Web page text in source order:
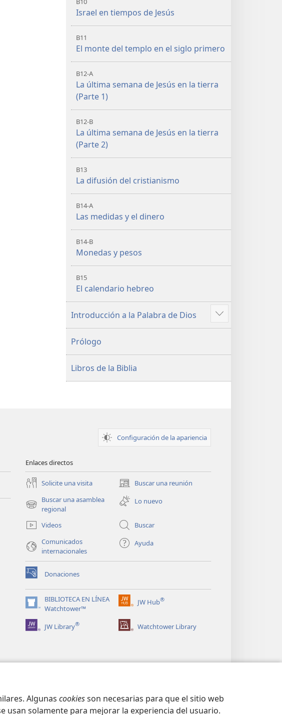
Algunas cookiesson necesarias para que el sitio web
usan solamente para mejorar la experiencia del usuario.
Israel en tiempos de Jesús
B11
El monte del templo en el siglo primero
B12-A
La última semana de Jesús en la tierra
(Parte 1)
B12-B
La última semana de Jesús en la tierra
(Parte 2)
B13
La difusión del cristianismo
B14-A
Las medidas y el dinero
B14-B
Monedas y pesos
B15
El calendario hebreo
Introducción a la Palabra de Dios
Mostrar
más
Prólogo
Libros de la Biblia
Configuración de la apariencia
Enlaces directos
Solicite una visita Buscar una reunión
(abre
una
nueva
Buscar una asamblea
regional
(abre
nueva
ventana)
Lo nuevo
Videos
Buscar
Comunicados
internacionales
Ayuda
Donaciones
(abre
una
nueva
ventana)
BIBLIOTECA EN LÍNEA
Watchtower™
(abre
una
nueva
JW Hub®
(abre
nueva
JW Library® Watchtower Library